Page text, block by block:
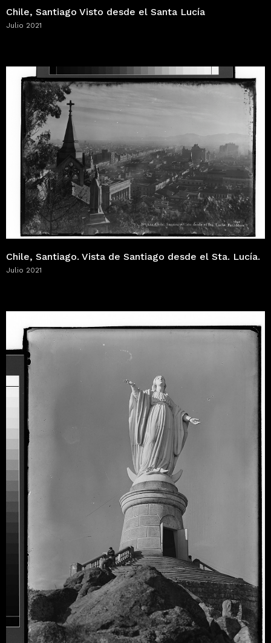
Chile, Santiago Visto desde el Santa Lucía
Julio 2021
Chile, Santiago. Vista de Santiago desde el Sta. Lucía.
Julio 2021